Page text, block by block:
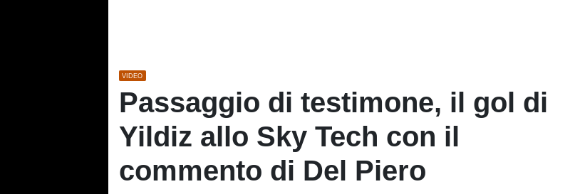
VIDEO
Passaggio di testimone, il gol di
Yildiz allo Sky Tech con il
commento di Del Piero